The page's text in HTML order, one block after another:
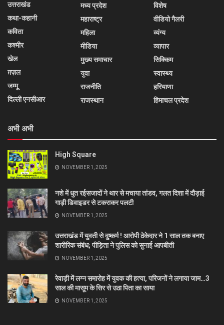
उत्तराखंड
कथा-कहानी
कविता
कश्मीर
खेल
ग़ज़ल
जम्मू
दिल्ली एनसीआर
मध्य प्रदेश
महाराष्ट्र
महिला
मीडिया
मुख्य समाचार
युवा
राजनीति
राजस्थान
विशेष
वीडियो गैलरी
व्यंग्य
व्यापार
सिक्किम
स्वास्थ्य
हरियाणा
हिमाचल प्रदेश
अभी अभी
High Square
NOVEMBER 1, 2025
नशे में धुत रईसजादों ने थार से मचाया तांडव, गलत दिशा में दौड़ाई
गाड़ी डिवाइडर से टकराकर पलटी
NOVEMBER 1, 2025
उत्तराखंड में युवती से दुष्कर्म ! आरोपी ठेकेदार ने 1 साल तक बनाए
शारीरिक संबंध; पीड़िता ने पुलिस को सुनाई आपबीती
NOVEMBER 1, 2025
रेवाड़ी में लग्न समारोह में युवक की हत्या, परिजनों ने लगाया जाम…3
साल की मासूम के सिर से उठा पिता का साया
NOVEMBER 1, 2025